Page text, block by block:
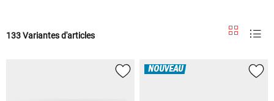
133 Variantes d'articles
NOUVEAU